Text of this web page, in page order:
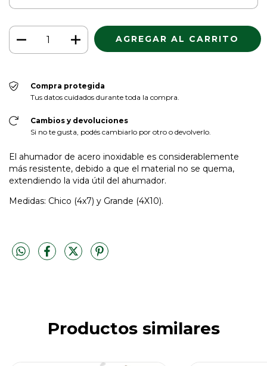
Compra protegida
Tus datos cuidados durante toda la compra.
Cambios y devoluciones
Si no te gusta, podés cambiarlo por otro o devolverlo.
El ahumador de acero inoxidable es considerablemente
más resistente, debido a que el material no se quema,
extendiendo la vida útil del ahumador.
Medidas: Chico (4x7) y Grande (4X10).
Productos similares